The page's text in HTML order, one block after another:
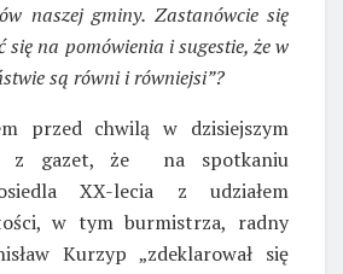
naszej gminy. Zastanówcie się
się na pomówienia i sugestie, że w
są równi i równiejsi”?
przed chwilą w dzisiejszym
z gazet, że na spotkaniu
XX-lecia z udziałem
w tym burmistrza, radny
Kurzyp „zdeklarował się